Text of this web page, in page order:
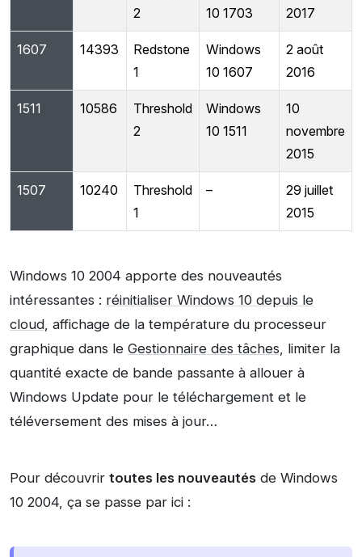
2
10 1703
2017
1607 14393
Redstone
1
Windows
10 1607
2 août
2016
1511 10586
Threshold
2
Windows
10 1511
10
novembre
2015
1507 10240
Threshold
1
–
29 juillet
2015
Windows 10 2004 apporte des nouveautés
intéressantes : réinitialiser Windows 10 depuis le
cloud, affichage de la température du processeur
graphique dans le Gestionnaire des tâches, limiter la
quantité exacte de bande passante à allouer à
Windows Update pour le téléchargement et le
téléversement des mises à jour…
Pour découvrir toutes les nouveautés de Windows
10 2004, ça se passe par ici :